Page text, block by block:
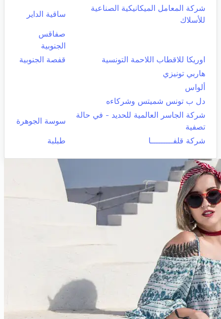
شركة المعامل الميكانيكية الصناعية
للأسلاك
ساقية الداير
صفاقس
الجنوبية
اوريكا للاقطاب اللاحمة التونسية
قفصة الجنوبية
هاربي تونيزي
ألواس
دل ب تونس شميتس وشركاءه
شركة الجاسر العالمية للحديد - في حالة
تصفية
سوسة الجوهرة
شركة قلفـــــــــا طبلبة